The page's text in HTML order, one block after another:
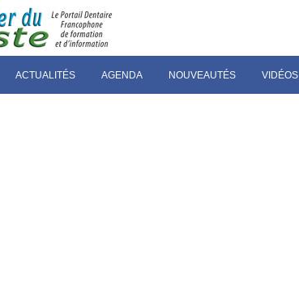
ACTUALITÉS AGENDA NOUVEAUTÉS VIDÉOS